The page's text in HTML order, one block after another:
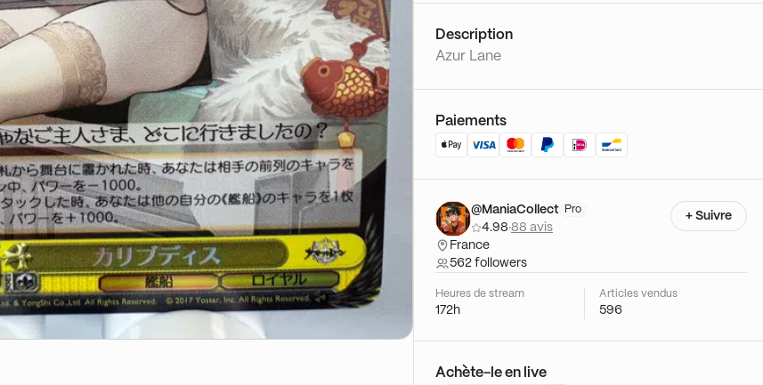
Description
Azur Lane
Paiements
@ManiaCollect Pro
4.98·88 avis
France
562 followers
+ Suivre
Heures de stream
172h
Articles vendus
596
Achète-le en live